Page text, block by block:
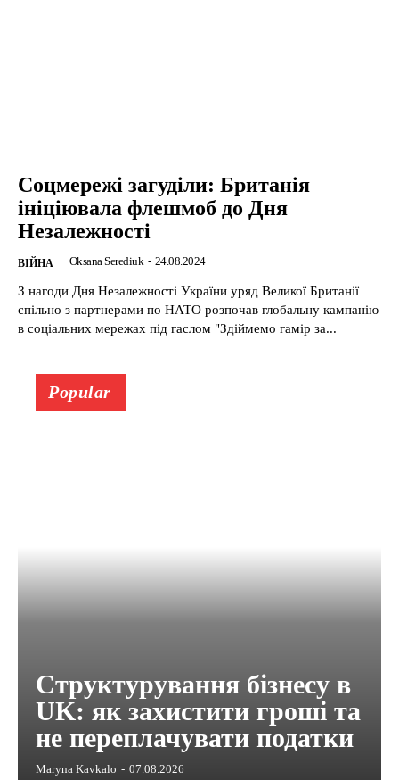
Соцмережі загуділи: Британія
ініціювала флешмоб до Дня
Незалежності
ВІЙНА Oksana Serediuk - 24.08.2024
З нагоди Дня Незалежності України уряд Великої Британії
спільно з партнерами по НАТО розпочав глобальну кампанію
в соціальних мережах під гаслом "Здіймемо гамір за...
Popular
Структурування бізнесу в
UK: як захистити гроші та
не переплачувати податки
Maryna Kavkalo - 07.08.2026